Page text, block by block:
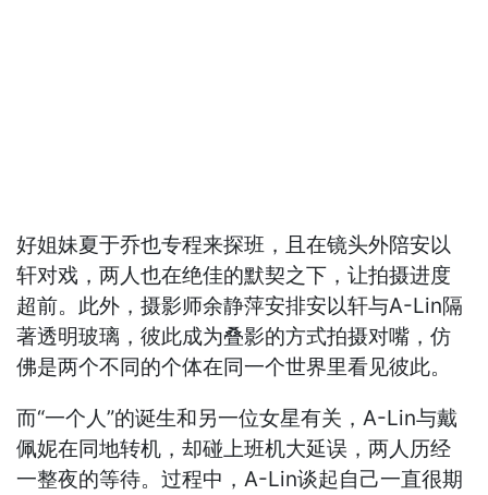
好姐妹夏于乔也专程来探班，且在镜头外陪安以
轩对戏，两人也在绝佳的默契之下，让拍摄进度
超前。此外，摄影师余静萍安排安以轩与A-Lin隔
著透明玻璃，彼此成为叠影的方式拍摄对嘴，仿
佛是两个不同的个体在同一个世界里看见彼此。
而“一个人”的诞生和另一位女星有关，A-Lin与戴
佩妮在同地转机，却碰上班机大延误，两人历经
一整夜的等待。过程中，A-Lin谈起自己一直很期